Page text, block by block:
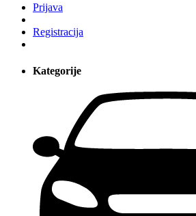
Prijava
Registracija
Kategorije